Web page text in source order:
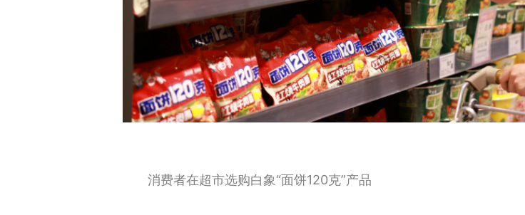
消费者在超市选购白象“面饼120克”产品